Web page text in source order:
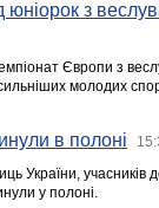
з
Європи з
молодих
в полоні
України,
у полоні.